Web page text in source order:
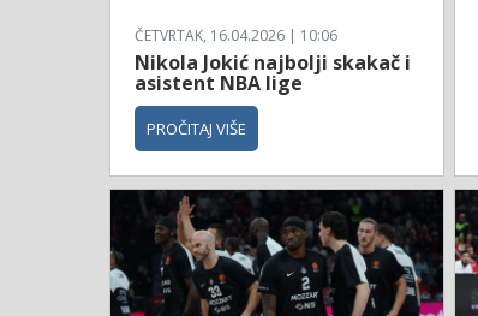
ČETVRTAK, 16.04.2026 | 10:06
Nikola Jokić najbolji skakač i
asistent NBA lige
PROČITAJ VIŠE